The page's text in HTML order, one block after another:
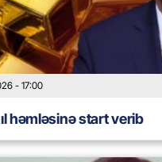
- 17:00
həmləsinə start verib